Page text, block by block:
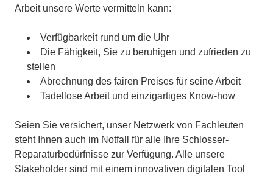
Arbeit unsere Werte vermitteln kann:
Verfügbarkeit rund um die Uhr
Die Fähigkeit, Sie zu beruhigen und zufrieden zu
stellen
Abrechnung des fairen Preises für seine Arbeit
Tadellose Arbeit und einzigartiges Know-how
Seien Sie versichert, unser Netzwerk von Fachleuten
steht Ihnen auch im Notfall für alle Ihre Schlosser-
Reparaturbedürfnisse zur Verfügung. Alle unsere
Stakeholder sind mit einem innovativen digitalen Tool